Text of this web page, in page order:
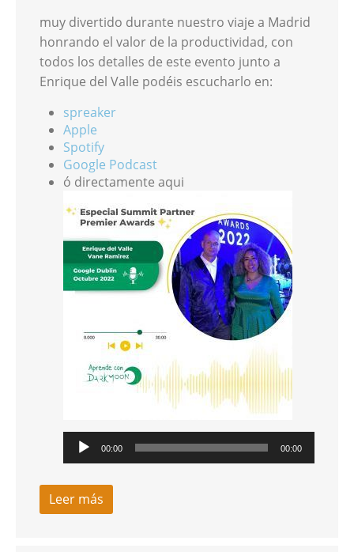
muy divertido durante nuestro viaje a Madrid
honrando el valor de la productividad, con
todos los detalles de este evento junto a
Enrique del Valle podéis escucharlo en:
spreaker
Apple
Spotify
Google Podcast
ó directamente aqui
Reproductor
00:00 00:00
Leer más